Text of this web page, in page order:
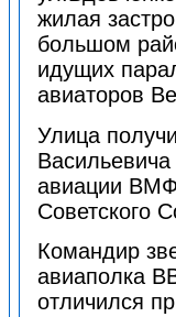
жилая
большом
идущих
авиаторов
Улица
Васильевича
авиации ВМФ
Советского
Командир
авиаполка
отличился